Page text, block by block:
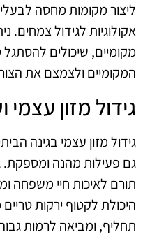
ליצור מקומות מחסה
אקולוגיות לגידול צמחים.
מקומיים, שיכולים
המקומיים ולצמצם את
גידול מזון עצמי
גידול מזון עצמי בגינה
גם פעילות מהנה ומספקת.
תורם לאיכות חיי משפחה
היכולת לקטוף ירקות
תחליף, ומביאה לרמות